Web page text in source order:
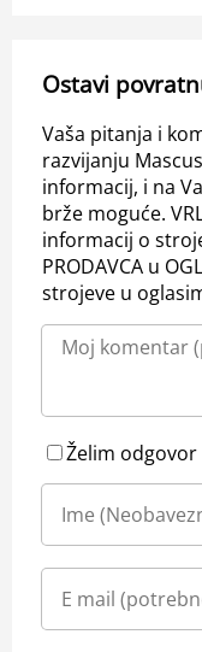
Ostavi
Vaša pitanja i
razvijanju
informacij, i na
brže moguće.
informacij o
PRODAVCA u
strojeve u
Želim